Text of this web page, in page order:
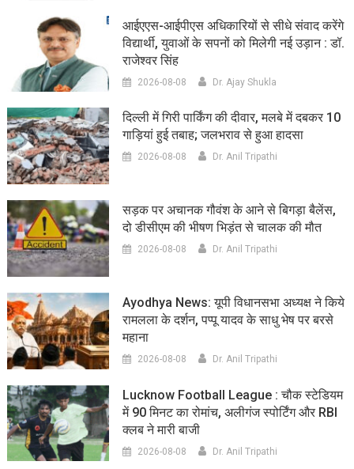
आईएएस-आईपीएस अधिकारियों से सीधे संवाद करेंगे
विद्यार्थी, युवाओं के सपनों को मिलेगी नई उड़ान : डॉ.
राजेश्वर सिंह
2026-08-08 Dr. Ajay Shukla
दिल्ली में गिरी पार्किंग की दीवार, मलबे में दबकर 10
गाड़ियां हुई तबाह; जलभराव से हुआ हादसा
2026-08-08 Dr. Anil Tripathi
सड़क पर अचानक गौवंश के आने से बिगड़ा बैलेंस,
दो डीसीएम की भीषण भिड़ंत से चालक की मौत
2026-08-08 Dr. Anil Tripathi
Ayodhya News: यूपी विधानसभा अध्यक्ष ने किये
रामलला के दर्शन, पप्पू यादव के साधु भेष पर बरसे
महाना
2026-08-08 Dr. Anil Tripathi
Lucknow Football League : चौक स्टेडियम
में 90 मिनट का रोमांच, अलीगंज स्पोर्टिंग और RBI
क्लब ने मारी बाजी
2026-08-08 Dr. Anil Tripathi